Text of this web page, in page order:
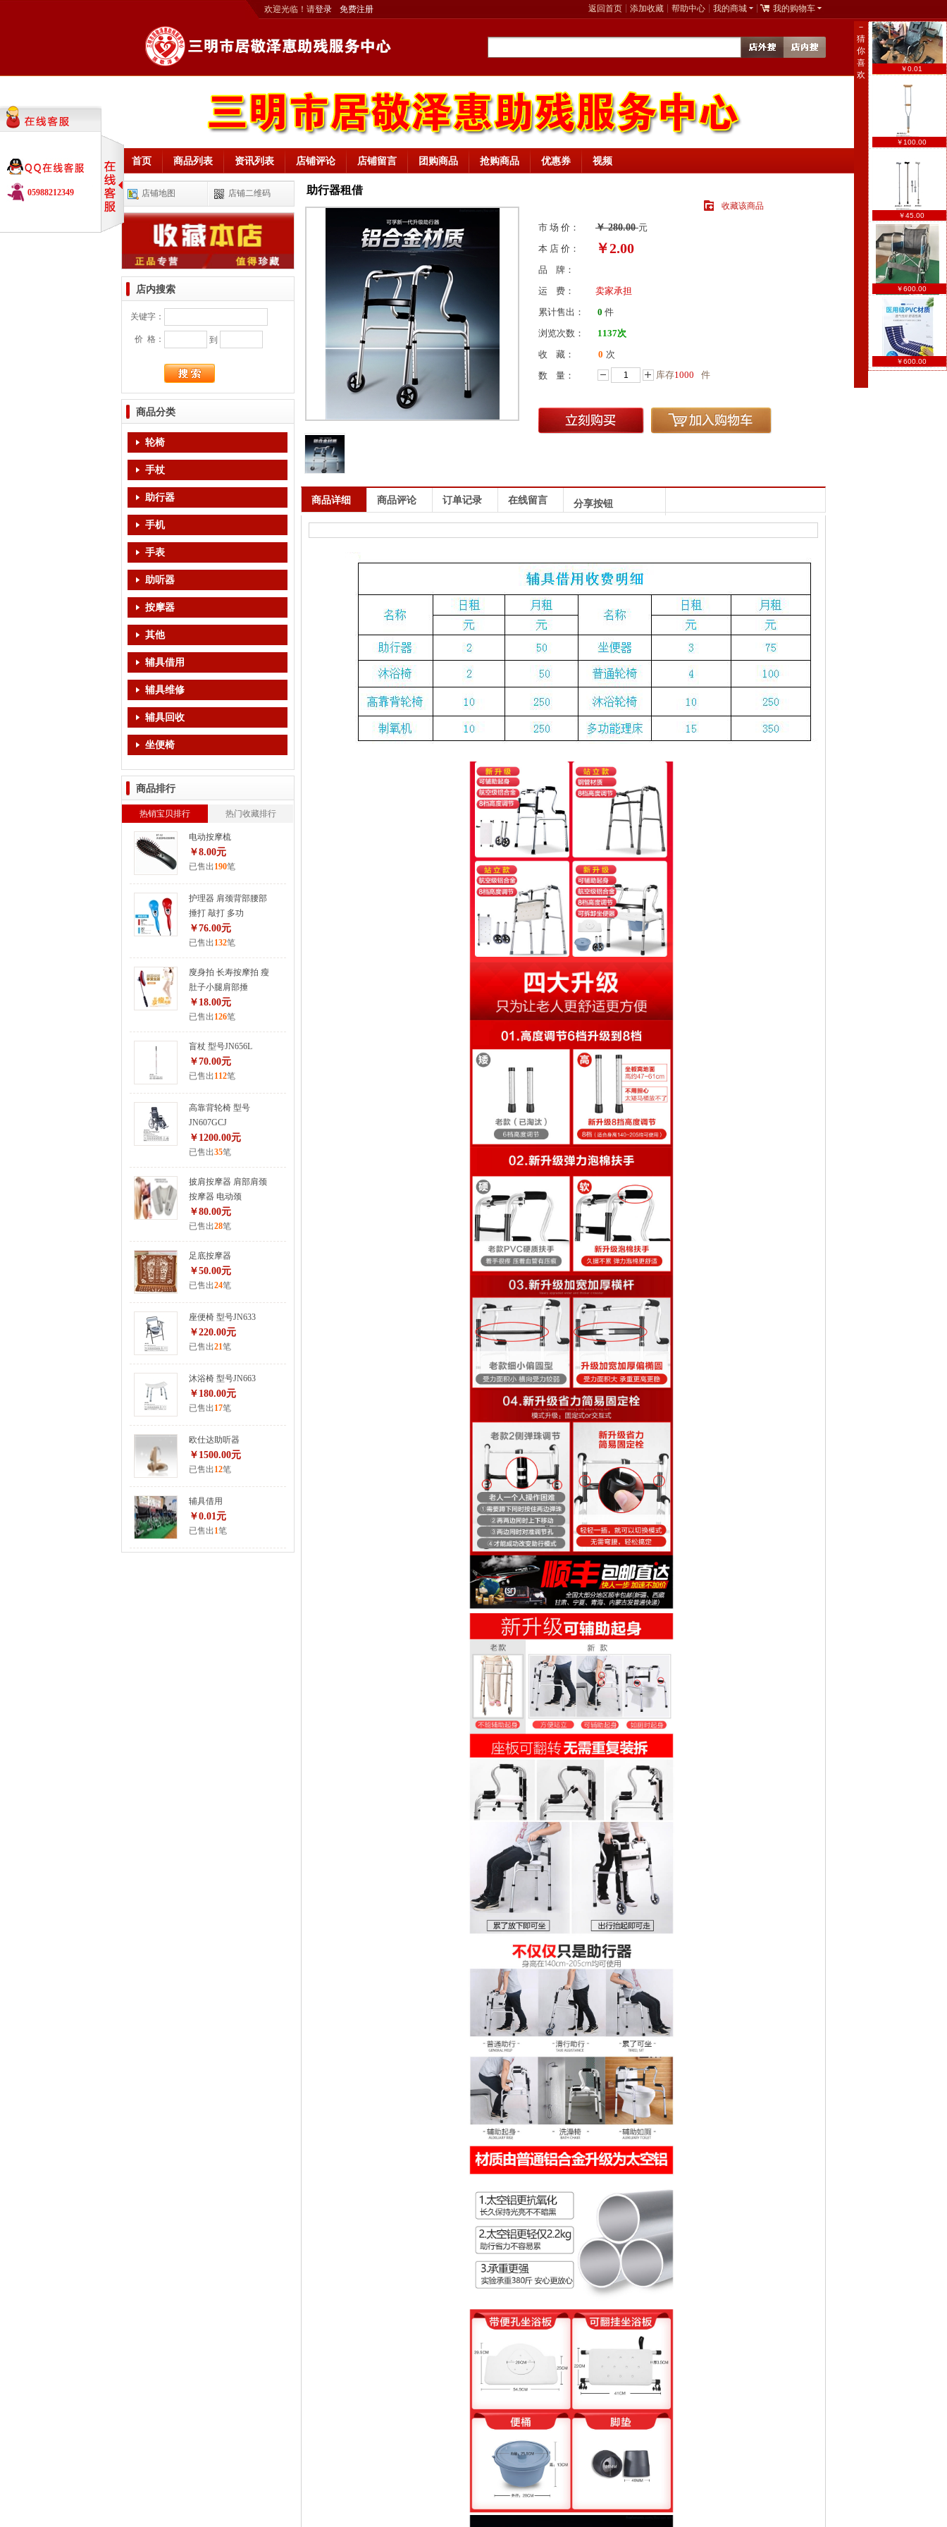
欢迎光临！请登录 免费注册 返回首页 添加收藏 帮助中心 我的商城 我的购物车
首页 商品列表 资讯列表 店铺评论 店铺留言 团购商品 抢购商品 优惠券 视频
店铺地图 店铺二维码
店内搜索
关键字：
价 格： 到
商品分类
轮椅
手杖
助行器
手机
手表
助听器
按摩器
其他
辅具借用
辅具维修
辅具回收
坐便椅
商品排行
热销宝贝排行 热门收藏排行
电动按摩梳
￥8.00元
已售出 190笔
护理器 肩颈背部腰部
捶打 敲打 多功
￥76.00元
已售出 132笔
廋身拍 长寿按摩拍 瘦
肚子小腿肩部捶
￥18.00元
已售出 126笔
盲杖 型号JN656L
￥70.00元
已售出 112笔
高靠背轮椅 型号
JN607GCJ
￥1200.00元
已售出35笔
披肩按摩器 肩部肩颈
按摩器 电动颈
￥80.00元
已售出28笔
足底按摩器
￥50.00元
已售出24笔
座便椅 型号JN633
￥220.00元
已售出21笔
沐浴椅 型号JN663
￥180.00元
已售出 17笔
欧仕达助听器
￥1500.00元
已售出 12笔
辅具借用
￥0.01元
已售出 1笔
助行器租借
市 场 价： ￥280.00 元
本 店 价：
￥2.00
品 牌：
运 费：
卖家承担
累计售出：
0 件
浏览次数：
1137次
收 藏：
0 次
数 量：
库存1000 件
商品详细 商品评论 订单记录 在线留言 分享按钮
－
猜
你
喜
欢
￥0.01
￥100.00
￥45.00
￥600.00
￥600.00
05988212349